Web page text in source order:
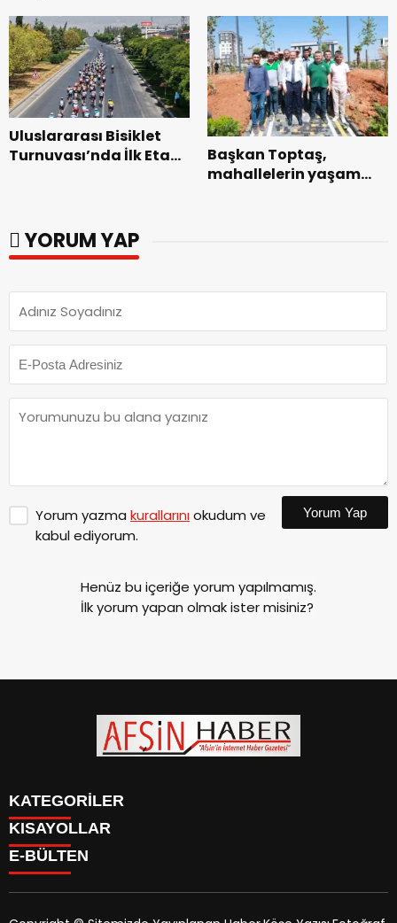
ziyaret.
Uluslararası Bisiklet
Turnuvası’nda İlk Etap
Başkan Toptaş,
mahallelerin yaşam
YORUM YAP
Yorum yazma kurallarınıokudum ve
kabul ediyorum.
Yorum Yap
Henüz bu içeriğe yorum yapılmamış.
İlk yorum yapan olmak ister misiniz?
KATEGORİLER
SİYASET
EĞİTİM
KISAYOLLAR
SİYASET
EĞİTİM
E-BÜLTEN